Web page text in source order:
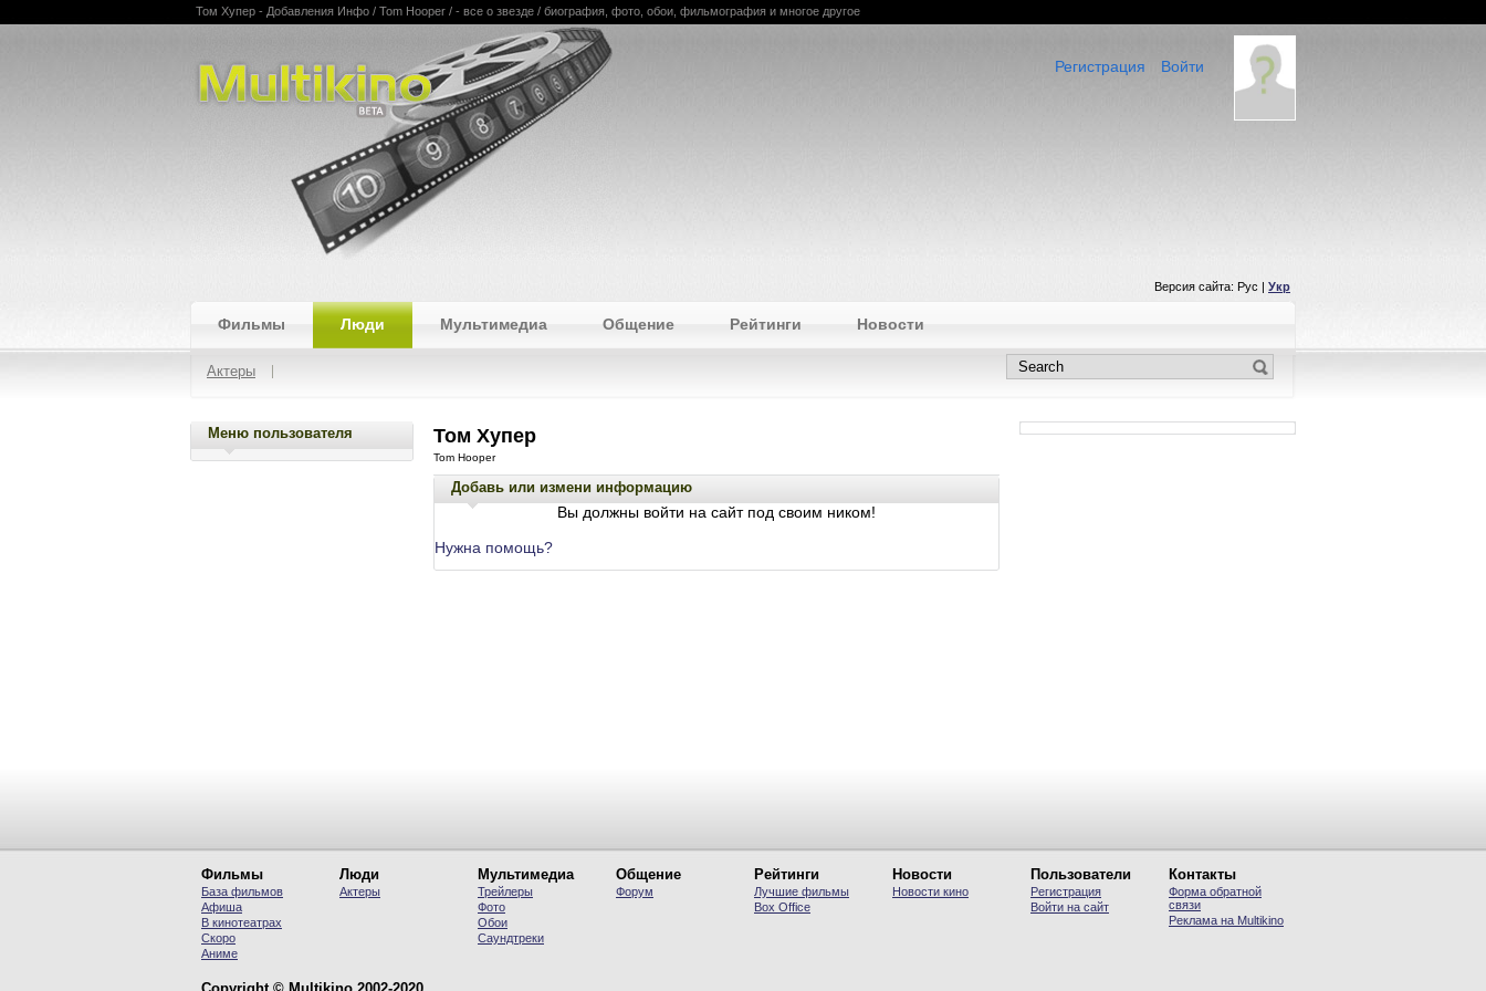
Multikino
Том Хупер - Добавления Инфо / Tom Hooper / - все о звезде / биография, фото, обои, фильмография и многое другое
Войти
Регистрация
Версия сайта: Рус | Укр
Фильмы Люди Мультимедиа Общение Рейтинги Новости
Актеры
Меню пользователя Том Хупер
Tom Hooper
Добавь или измени информацию
Вы должны войти на сайт под своим ником!
Нужна помощь?
Фильмы
База фильмов
Афиша
В кинотеатрах
Скоро
Аниме
Люди
Актеры
Мультимедиа
Трейлеры
Фото
Обои
Саундтреки
Общение
Форум
Рейтинги
Лучшие фильмы
Вох Office
Новости
Новости кино
Пользователи
Регистрация
Войти на сайт
Контакты
Форма обратной
связи
Реклама на Multikino